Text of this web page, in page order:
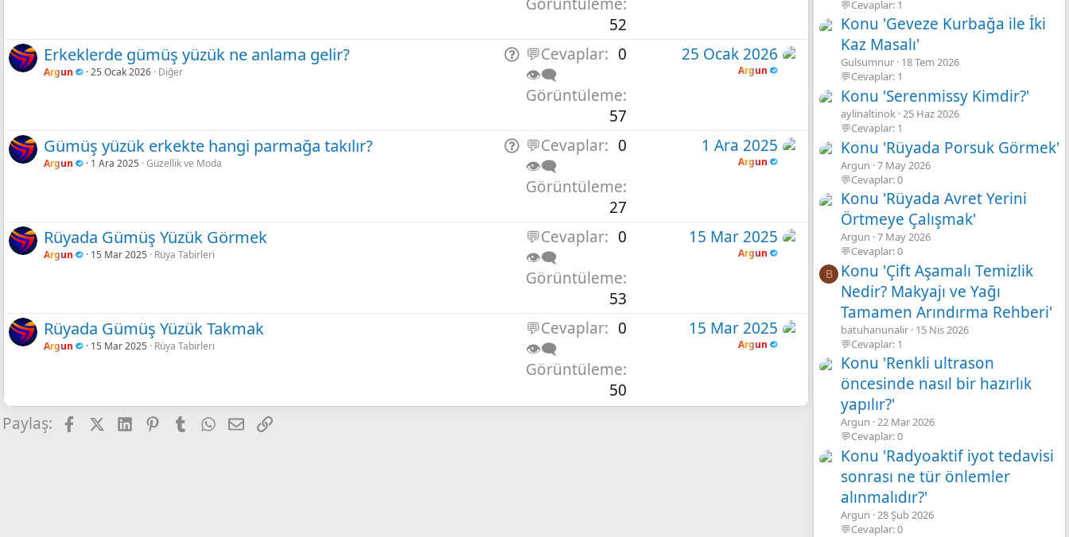
Görüntüleme
52
S
o
Erkeklerde gümüş yüzük ne anlama gelir?
Argun 25 Ocak 2026 Diğer
💬Cevaplar
0
👁️‍🗨️
Görüntüleme
57
25 Ocak 2026
Argun
S
o
Gümüş yüzük erkekte hangi parmağa takılır?
Argun 1 Ara 2025 Güzellik ve Moda
💬Cevaplar
0
👁️‍🗨️
Görüntüleme
27
1 Ara 2025
Argun
Rüyada Gümüş Yüzük Görmek
Argun 15 Mar 2025 Rüya Tabirleri
💬Cevaplar
0
👁️‍🗨️
Görüntüleme
53
15 Mar 2025
Argun
Rüyada Gümüş Yüzük Takmak
Argun 15 Mar 2025 Rüya Tabirleri
💬Cevaplar
0
👁️‍🗨️
Görüntüleme
50
15 Mar 2025
Argun
Paylaş: FacebookLinkedInPinterestTumblrWhatsApp
E-posta
Link
💬Cevaplar: 1
Konu 'Geveze Kurbağa ile İki
Kaz Masalı'
Gulsumnur 18 Tem 2026
💬Cevaplar: 1
Konu 'Serenmissy Kimdir?'
aylinaltinok 25 Haz 2026
💬Cevaplar: 1
Konu 'Rüyada Porsuk Görmek'
Argun 7 May 2026
💬Cevaplar: 0
Konu 'Rüyada Avret Yerini
Örtmeye Çalışmak'
Argun 7 May 2026
💬Cevaplar: 0
B
Konu 'Çift Aşamalı Temizlik
Nedir? Makyajı ve Yağı
Tamamen Arındırma Rehberi'
batuhanunalir 15 Nis 2026
💬Cevaplar: 1
Konu 'Renkli ultrason
öncesinde nasıl bir hazırlık
yapılır?'
Argun 22 Mar 2026
💬Cevaplar: 0
Konu 'Radyoaktif iyot tedavisi
sonrası ne tür önlemler
alınmalıdır?'
Argun 28 Şub 2026
💬Cevaplar: 0